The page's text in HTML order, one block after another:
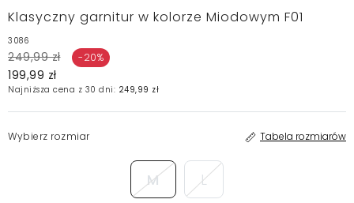
Klasyczny garnitur w kolorze Miodowym F01
3086
249,99 zł -20%
199,99 zł
Najniższa cena z 30 dni: 249,99 zł
Wybierz rozmiar Tabela rozmiarów
M L